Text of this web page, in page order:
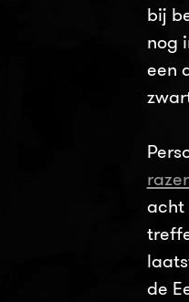
bij
nog
een
acht
de